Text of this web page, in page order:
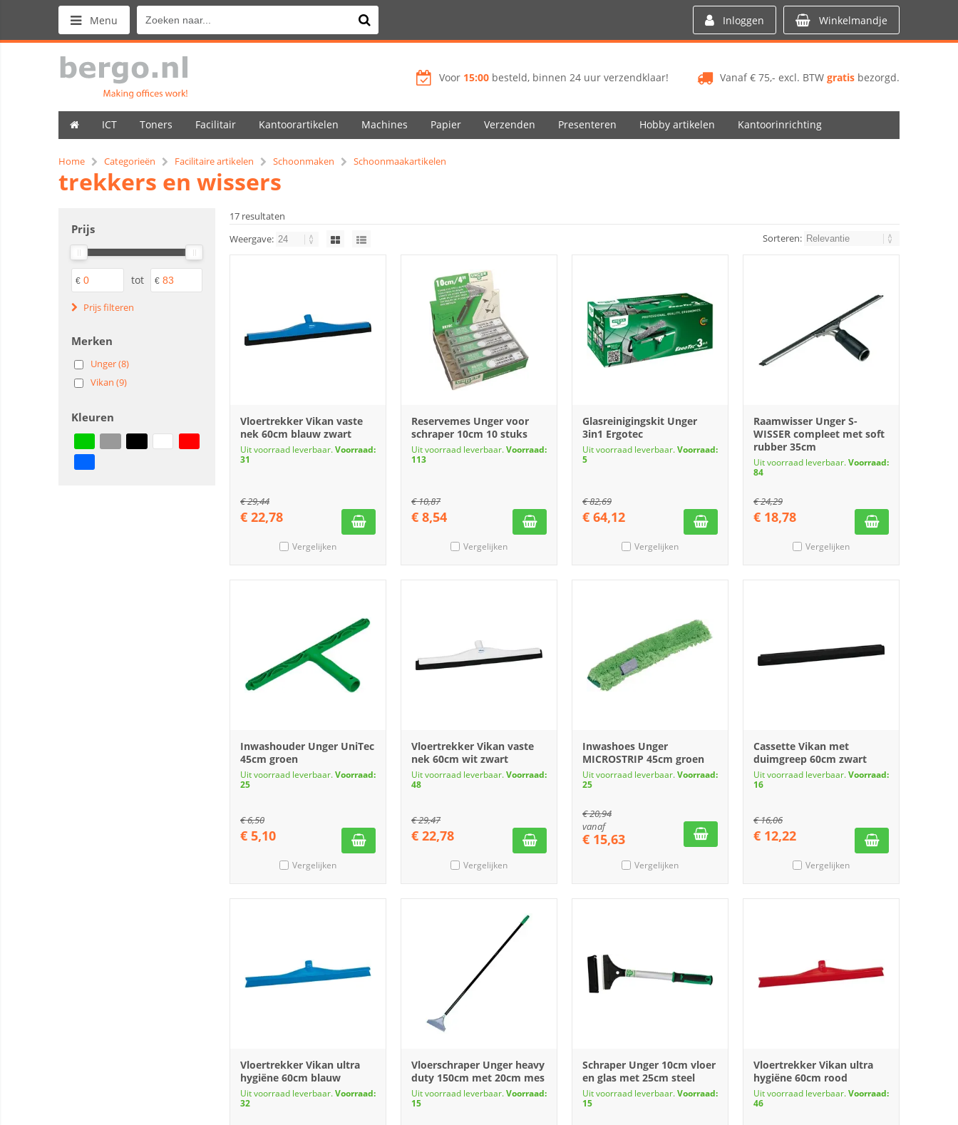
Menu Inloggen Winkelmandje
Vanaf € 75,- excl. BTW gratis bezorgd.
Voor 15:00 besteld, binnen 24 uur verzendklaar!
ICT Toners Facilitair Kantoorartikelen Machines Papier Verzenden Presenteren Hobby artikelen Kantoorinrichting
Home Categorieën Facilitaire artikelen Schoonmaken Schoonmaakartikelen
trekkers en wissers
Prijs
€ tot €
Prijs filteren
Merken
Unger (8)
Vikan (9)
Kleuren
17 resultaten
Weergave:
Sorteren:
Vloertrekker Vikan vaste
nek 60cm blauw zwart
Uit voorraad leverbaar.Voorraad:
31
€29,44
€ 22,78
Vergelijken
Reservemes Unger voor
schraper 10cm 10 stuks
Uit voorraad leverbaar.Voorraad:
113
€10,87
€ 8,54
Vergelijken
Glasreinigingskit Unger
3in1 Ergotec
Uit voorraad leverbaar.Voorraad:
5
€82,69
€ 64,12
Vergelijken
Raamwisser Unger S-
WISSER compleet met soft
rubber 35cm
Uit voorraad leverbaar.Voorraad:
84
€24,29
€ 18,78
Vergelijken
Inwashouder Unger UniTec
45cm groen
Uit voorraad leverbaar.Voorraad:
25
€6,50
€ 5,10
Vergelijken
Vloertrekker Vikan vaste
nek 60cm wit zwart
Uit voorraad leverbaar.Voorraad:
48
€29,47
€ 22,78
Vergelijken
Inwashoes Unger
MICROSTRIP 45cm groen
Uit voorraad leverbaar.Voorraad:
25
€20,94
vanaf
€ 15,63
Vergelijken
Cassette Vikan met
duimgreep 60cm zwart
Uit voorraad leverbaar.Voorraad:
16
€16,06
€ 12,22
Vergelijken
Vloertrekker Vikan ultra
hygiëne 60cm blauw
Uit voorraad leverbaar.Voorraad:
32
Vloerschraper Unger heavy
duty 150cm met 20cm mes
Uit voorraad leverbaar.Voorraad:
15
Schraper Unger 10cm vloer
en glas met 25cm steel
Uit voorraad leverbaar.Voorraad:
15
Vloertrekker Vikan ultra
hygiëne 60cm rood
Uit voorraad leverbaar.Voorraad:
46